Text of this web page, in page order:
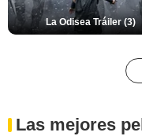
La Odisea Tráiler (3)
Las mejores